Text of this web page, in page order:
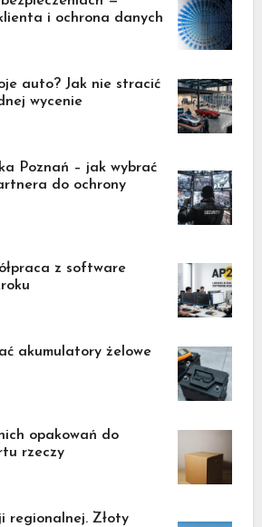
i ochrona danych
auto? Jak nie stracić
wycenie
Poznań – jak wybrać
do ochrony
z software
akumulatory żelowe
opakowań do
rzeczy
regionalnej. Złoty